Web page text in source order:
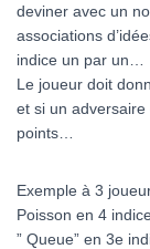
deviner avec un
associations
indice un par un…
Le joueur doit
et si un
points…
Exemple à 3
Poisson en 4
” Queue” en 3e